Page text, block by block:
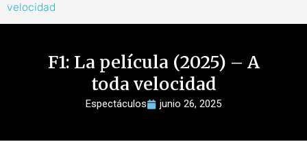
velocidad
F1: La película (2025) – A
toda velocidad
Espectáculos junio 26, 2025